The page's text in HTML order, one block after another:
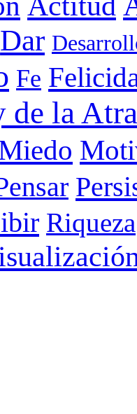
Dar
Fe
de la
Riqueza